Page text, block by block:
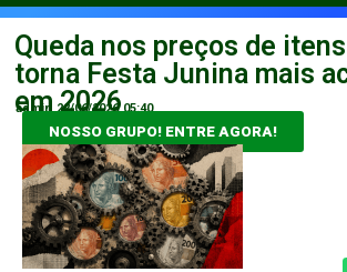
Queda nos preços de
torna Festa Junina mais
em 2026
admin 22/06/2026 05:40
NOSSO GRUPO! ENTRE AGORA!